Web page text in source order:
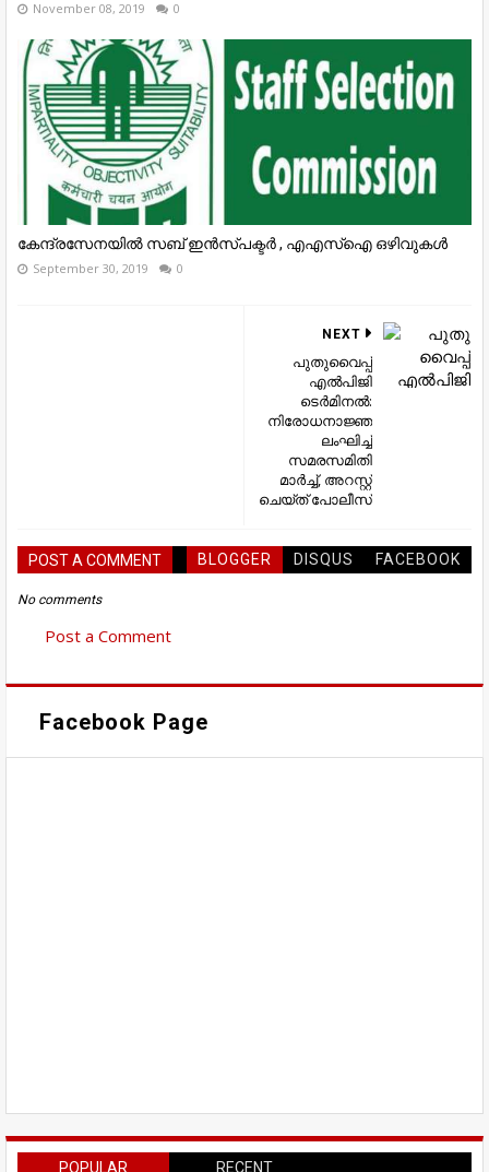
November 08, 2019 0
കേന്ദ്രസേനയില്‍ സബ് ഇന്‍സ്പക്ടര്‍ , എഎസ്‌ഐ ഒഴിവുകള്‍
September 30, 2019 0
NEXT
പുതുവൈപ്പ്
എല്‍പിജി
ടെർമിനല്‍:
നിരോധനാജ്ഞ
ലംഘിച്ച്
സമരസമിതി
മാര്‍ച്ച്, അറസ്റ്റ്
ചെയ്‌ത്‌ പോലീസ്
POST A COMMENT BLOGGER DISQUS FACEBOOK
No comments
Post a Comment
Facebook Page
POPULAR RECENT